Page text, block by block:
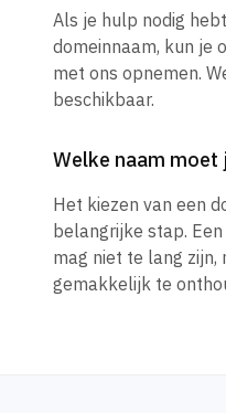
Als je hulp nodig
domeinnaam, kun je
met ons opnemen.
beschikbaar.
Welke naam moet
Het kiezen van een
belangrijke stap.
mag niet te lang zijn,
gemakkelijk te